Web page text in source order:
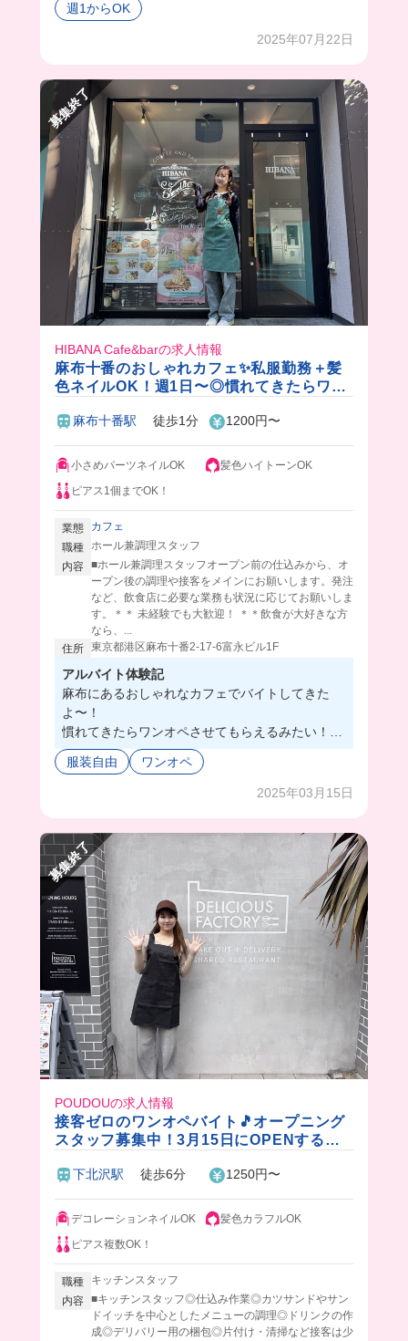
内はこぢんまりとしてて常連さんも多いからすぐ
空いた時間には、まかないで美味しすぎるおむす
みんなも働きにおいで💘🥰
週1からOK
2025年07月22日
募集終了
HIBANA Cafe&barの求人情報
麻布十番のおしゃれカフェ✨私服勤務＋髪
色ネイルOK！週1日〜◎慣れてきたらワン
麻布十番駅 徒歩1分 1200円〜
小さめパーツネイルOK
髪色ハイトーンOK
ピアス1個までOK！
業態
カフェ
職種 ホール兼調理スタッフ
内容 ■ホール兼調理スタッフオープン前の仕込みから、オ
ープン後の調理や接客をメインにお願いします。発注
など、飲食店に必要な業務も状況に応じてお願いしま
す。＊＊ 未経験でも大歓迎！ ＊＊飲食が大好きな方
なら、...
住所 東京都港区麻布十番2-17-6富永ビル1F
アルバイト体験記
麻布にあるおしゃれなカフェでバイトしてきた
よ〜！
慣れてきたらワンオペさせてもらえるみたい！教
えてくれた店長はものすごく優しかった😭店長の
他に女性の方が2人働いてるみたいなんだけど、
みんないい方な気がする🥹💓私服で働けるし、髪
服装自由 ワンオペ
2025年03月15日
募集終了
POUDOUの求人情報
接客ゼロのワンオペバイト🎵オープニング
スタッフ募集中！3月15日にOPENするデ
スタッフ✨
下北沢駅 徒歩6分 1250円〜
デコレーションネイルOK
髪色カラフルOK
ピアス複数OK！
職種
キッチンスタッフ
内容 ■キッチンスタッフ◎仕込み作業◎カツサンドやサン
ドイッチを中心としたメニューの調理◎ドリンクの作
成◎デリバリー用の梱包◎片付け・清掃など接客は少